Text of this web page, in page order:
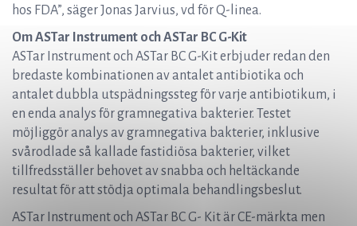
hos FDA”, säger Jonas Jarvius, vd för Q-linea.
Om ASTar Instrument och ASTar BC G-Kit
ASTar Instrument och ASTar BC G-Kit erbjuder redan den
bredaste kombinationen av antalet antibiotika och
antalet dubbla utspädningssteg för varje antibiotikum, i
en enda analys för gramnegativa bakterier. Testet
möjliggör analys av gramnegativa bakterier, inklusive
svårodlade så kallade fastidiösa bakterier, vilket
tillfredsställer behovet av snabba och heltäckande
resultat för att stödja optimala behandlingsbeslut.
ASTar Instrument och ASTar BC G- Kit är CE-märkta men